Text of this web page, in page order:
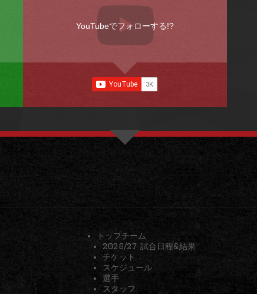
YouTubeでフォローする!?
トップチーム
2026/27 試合日程&結果
チケット
スケジュール
選手
スタッフ